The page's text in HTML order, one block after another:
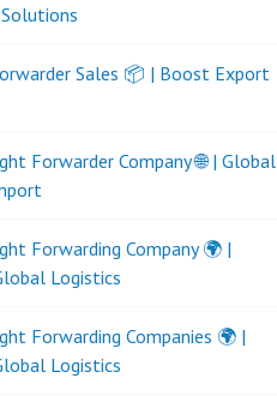
Sales 📦 | Boost Export
Forwarder Company 🌐 | Global
Forwarding Company 🌍 |
Logistics
Forwarding Companies 🌍 |
Logistics